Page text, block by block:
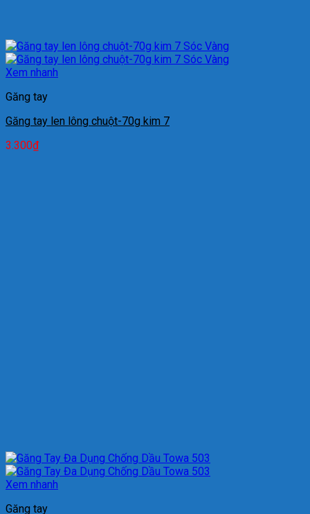
Xem nhanh
Găng tay
Găng tay len lông chuột-70g kim 7
3.300₫
Xem nhanh
Găng tay